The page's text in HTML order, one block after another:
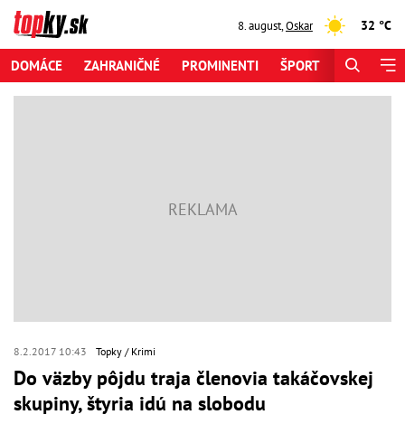
8. august,Oskar 32 °C
DOMÁCE ZAHRANIČNÉ PROMINENTI ŠPORT
8.2.2017 10:43 Topky Krimi
Do väzby pôjdu traja členovia takáčovskej
skupiny, štyria idú na slobodu